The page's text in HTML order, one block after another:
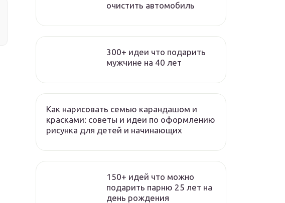
очистить автомобиль
300+ идеи что подарить
мужчине на 40 лет
Как нарисовать семью карандашом и
красками: советы и идеи по оформлению
рисунка для детей и начинающих
150+ идей что можно
подарить парню 25 лет на
день рождения